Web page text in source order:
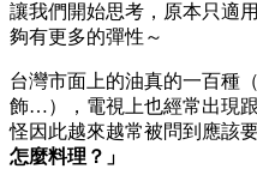
讓我們開始思考，原本只適
夠有更多的彈性～
台灣市面上的油真的一百種
飾…），電視上也經常出現
怪因此越來越常被問到應
怎麼料理？」